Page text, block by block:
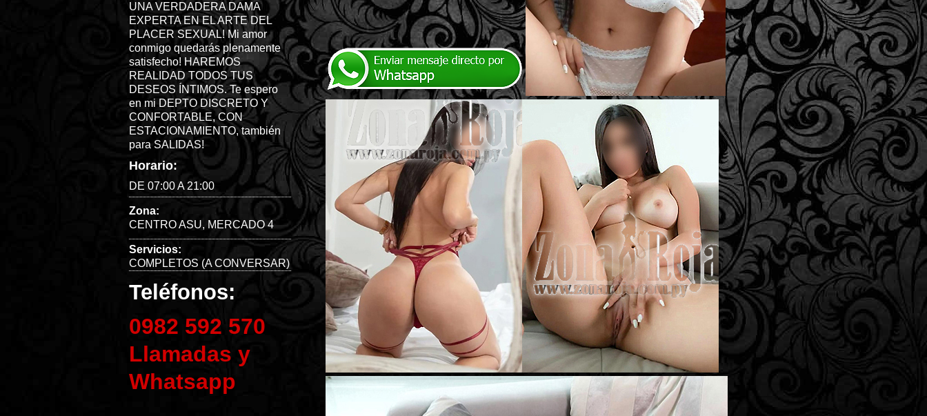
UNA VERDADERA DAMA
EXPERTA EN EL ARTE DEL
PLACER SEXUAL! Mi amor
conmigo quedarás plenamente
satisfecho! HAREMOS
REALIDAD TODOS TUS
DESEOS ÍNTIMOS. Te espero
en mi DEPTO DISCRETO Y
CONFORTABLE, CON
ESTACIONAMIENTO, también
para SALIDAS!
Horario:
DE 07:00 A 21:00
Zona:
CENTRO ASU, MERCADO 4
Servicios:
COMPLETOS (A CONVERSAR)
Teléfonos:
0982 592 570
Llamadas y
Whatsapp